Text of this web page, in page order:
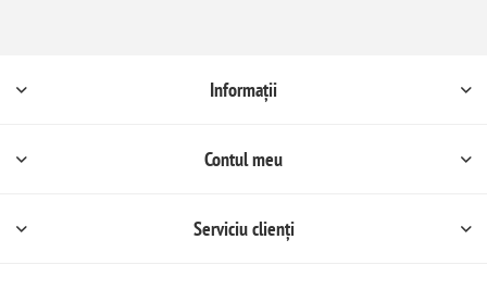
Informații
Contul meu
Serviciu clienți